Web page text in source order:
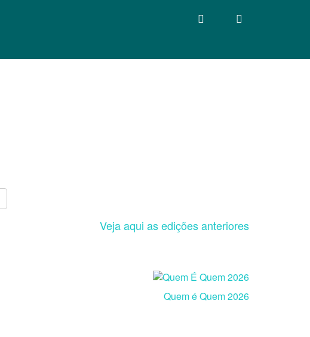
Veja aqui as edições anteriores
Quem é Quem 2026